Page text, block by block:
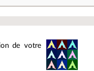
de votre